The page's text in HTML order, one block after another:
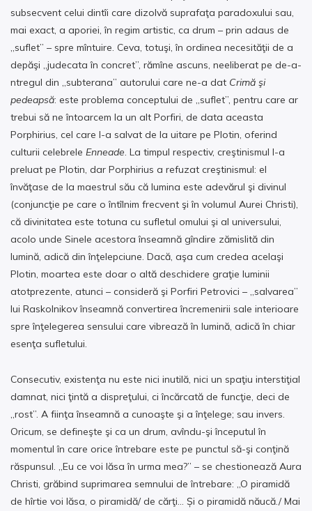
subsecvent celui dintîi care dizolvă suprafaţa paradoxului sau,
mai exact, a aporiei, în regim artistic, ca drum – prin adaus de
„suflet” – spre mîntuire. Ceva, totuşi, în ordinea necesităţii de a
depăşi „judecata în concret”, rămîne ascuns, neeliberat pe de-a-
ntregul din „subterana” autorului care ne-a dat Crimă şi
pedeapsă: este problema conceptului de „suflet”, pentru care ar
trebui să ne întoarcem la un alt Porfiri, de data aceasta
Porphirius, cel care l-a salvat de la uitare pe Plotin, oferind
culturii celebrele Enneade. La timpul respectiv, creştinismul l-a
preluat pe Plotin, dar Porphirius a refuzat creştinismul: el
învăţase de la maestrul său că lumina este adevărul şi divinul
(conjuncţie pe care o întîlnim frecvent şi în volumul Aurei Christi),
că divinitatea este totuna cu sufletul omului şi al universului,
acolo unde Sinele acestora înseamnă gîndire zămislită din
lumină, adică din înţelepciune. Dacă, aşa cum credea acelaşi
Plotin, moartea este doar o altă deschidere graţie luminii
atotprezente, atunci – consideră şi Porfiri Petrovici – „salvarea”
lui Raskolnikov înseamnă convertirea încremenirii sale interioare
spre înţelegerea sensului care vibrează în lumină, adică în chiar
esenţa sufletului.
Consecutiv, existenţa nu este nici inutilă, nici un spaţiu interstiţial
damnat, nici ţintă a dispreţului, ci încărcată de funcţie, deci de
„rost”. A fiinţa înseamnă a cunoaşte şi a înţelege; sau invers.
Oricum, se defineşte şi ca un drum, avîndu-şi începutul în
momentul în care orice întrebare este pe punctul să-şi conţină
răspunsul. „Eu ce voi lăsa în urma mea?” – se chestionează Aura
Christi, grăbind suprimarea semnului de întrebare: „O piramidă
de hîrtie voi lăsa, o piramidă/ de cărţi… Și o piramidă năucă./ Mai